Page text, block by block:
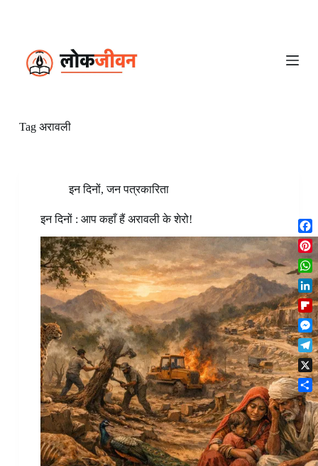
Tagअरावली
इन दिनों,जन पत्रकारिता
इन दिनों : आप कहाँ हैं अरावली के शेरो!
F
a
c
e
b
o
o
k
P
i
n
t
e
r
e
s
t
W
h
a
t
s
A
p
p
L
i
n
k
e
d
I
n
F
l
i
p
b
o
a
r
d
M
e
s
s
e
n
g
e
r
T
e
l
e
g
r
a
m
X
S
h
a
r
e